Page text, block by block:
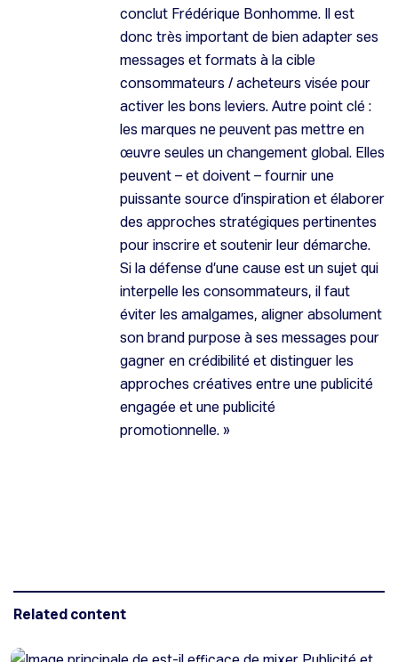
conclut Frédérique Bonhomme. Il est
donc très important de bien adapter ses
messages et formats à la cible
consommateurs / acheteurs visée pour
activer les bons leviers. Autre point clé :
les marques ne peuvent pas mettre en
œuvre seules un changement global. Elles
peuvent – et doivent – fournir une
puissante source d’inspiration et élaborer
des approches stratégiques pertinentes
pour inscrire et soutenir leur démarche.
Si la défense d’une cause est un sujet qui
interpelle les consommateurs, il faut
éviter les amalgames, aligner absolument
son brand purpose à ses messages pour
gagner en crédibilité et distinguer les
approches créatives entre une publicité
engagée et une publicité
promotionnelle. »
Related content